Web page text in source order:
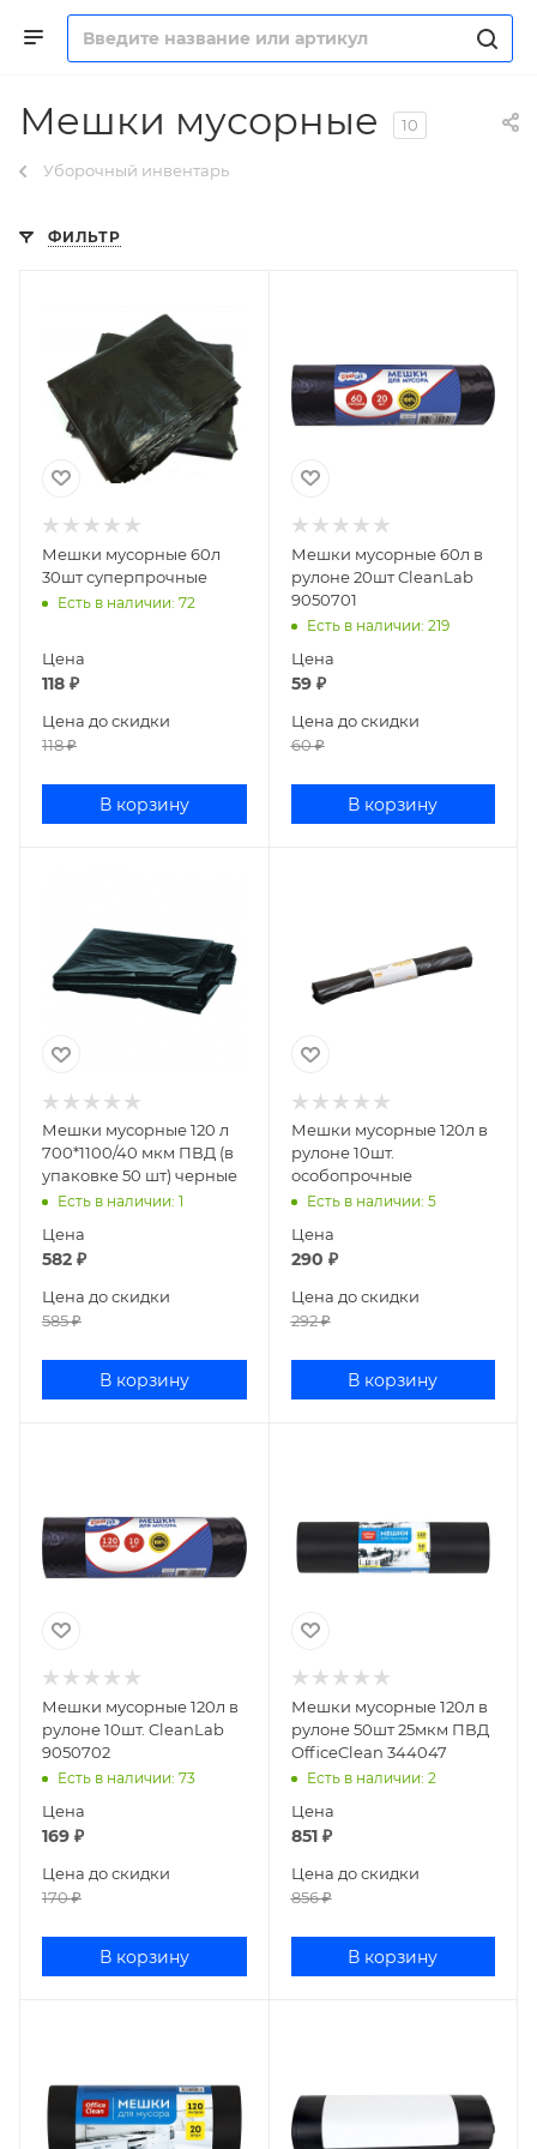
Мешки мусорные 10
Уборочный инвентарь
ФИЛЬТР
Мешки мусорные 60л
30шт суперпрочные
Есть в наличии: 72
Цена
118 ₽
Цена до скидки
118₽
В корзину
Мешки мусорные 60л в
рулоне 20шт CleanLab
9050701
Есть в наличии: 219
Цена
59₽
Цена до скидки
60₽
В корзину
Мешки мусорные 120 л
700*1100/40 мкм ПВД (в
упаковке 50 шт) черные
Есть в наличии: 1
Цена
582 ₽
Цена до скидки
585₽
В корзину
Мешки мусорные 120л в
рулоне 10шт.
особопрочные
Есть в наличии: 5
Цена
290 ₽
Цена до скидки
292₽
В корзину
Мешки мусорные 120л в
рулоне 10шт. CleanLab
9050702
Есть в наличии: 73
Цена
169 ₽
Цена до скидки
170₽
В корзину
Мешки мусорные 120л в
рулоне 50шт 25мкм ПВД
OfficeClean 344047
Есть в наличии: 2
Цена
851₽
Цена до скидки
856₽
В корзину